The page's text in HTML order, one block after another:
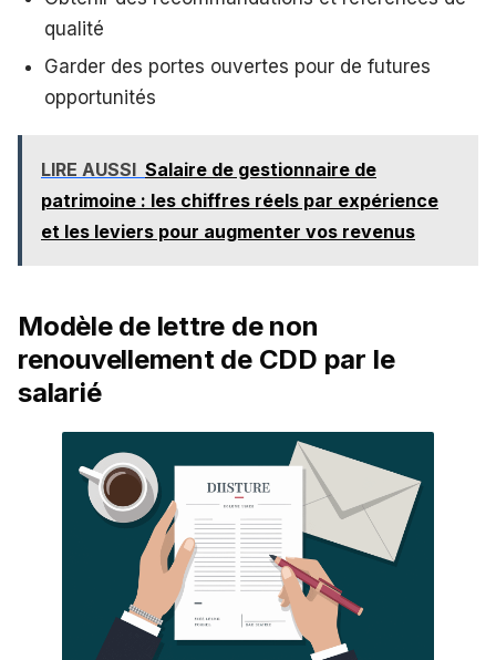
qualité
Garder des portes ouvertes pour de futures
opportunités
LIRE AUSSI Salaire de gestionnaire de
patrimoine : les chiffres réels par expérience
et les leviers pour augmenter vos revenus
Modèle de lettre de non
renouvellement de CDD par le
salarié